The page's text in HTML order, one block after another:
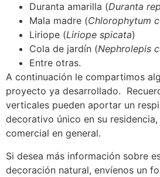
Duranta amarilla (Duranta
Mala madre (Chlorophytum
Liriope (Liriope spicata)
Cola de jardín (Nephrolepis
Entre otras.
A continuación le compartimos
proyecto ya desarrollado.
verticales pueden aportar un
decorativo único en su
comercial en general.
Si desea más información sobre
decoración natural, envíenos un